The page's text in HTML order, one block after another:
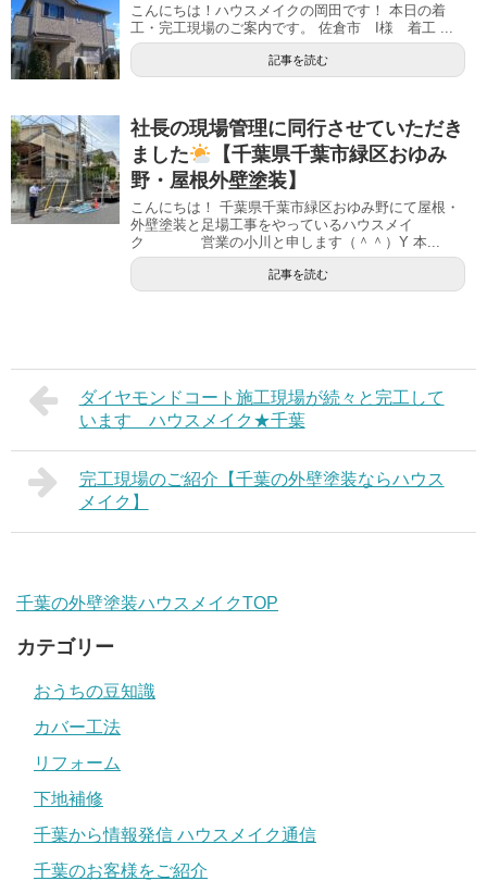
こんにちは！ハウスメイクの岡田です！ 本日の着
工・完工現場のご案内です。 佐倉市 I様 着工 ...
記事を読む
社長の現場管理に同行させていただき
ました
【千葉県千葉市緑区おゆみ
野・屋根外壁塗装】
こんにちは！ 千葉県千葉市緑区おゆみ野にて屋根・
外壁塗装と足場工事をやっているハウスメイ
ク 営業の小川と申します（＾＾）Y 本...
記事を読む
ダイヤモンドコート施工現場が続々と完工して
います ハウスメイク★千葉
完工現場のご紹介【千葉の外壁塗装ならハウス
メイク】
千葉の外壁塗装ハウスメイクTOP
カテゴリー
おうちの豆知識
カバー工法
リフォーム
下地補修
千葉から情報発信 ハウスメイク通信
千葉のお客様をご紹介